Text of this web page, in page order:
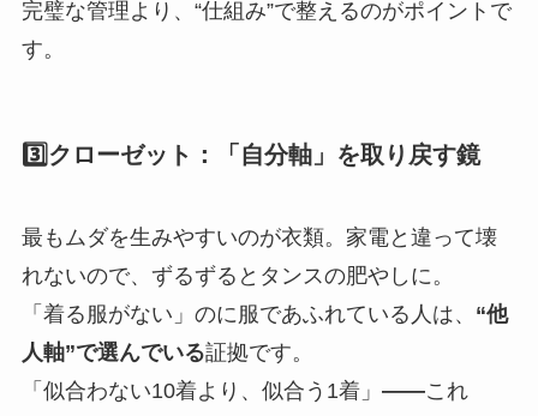
完璧な管理より、“仕組み”で整えるのがポイントで
す。
3️⃣クローゼット：「自分軸」を取り戻す鏡
最もムダを生みやすいのが衣類。家電と違って壊
れないので、ずるずるとタンスの肥やしに。
「着る服がない」のに服であふれている人は、 “他
人軸”で選んでいる証拠です。
「似合わない10着より、似合う1着」 ——これ